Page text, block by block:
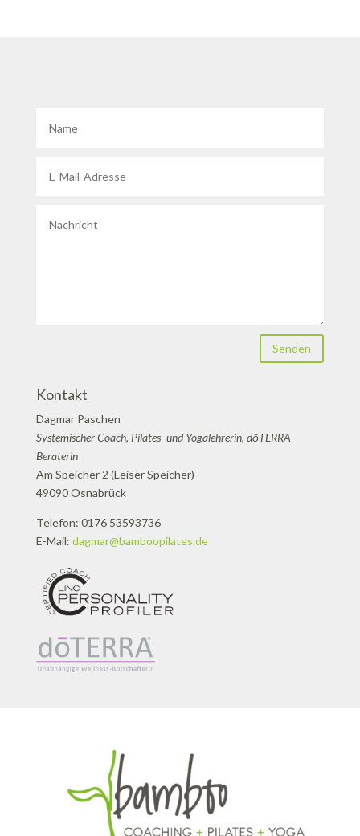
Senden
Kontakt
Dagmar Paschen
Systemischer Coach, Pilates- und Yogalehrerin, dōTERRA-
Beraterin
Am Speicher 2 (Leiser Speicher)
49090 Osnabrück
Telefon: 0176 53593736
E-Mail: dagmar@bamboopilates.de